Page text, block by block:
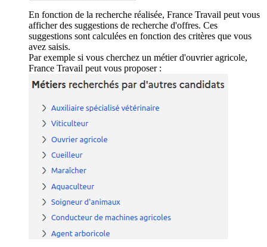
En fonction de la recherche réalisée, France Travail peut vous
afficher des suggestions de recherche d'offres. Ces
suggestions sont calculées en fonction des critères que vous
avez saisis.
Par exemple si vous cherchez un métier d'ouvrier agricole,
France Travail peut vous proposer :